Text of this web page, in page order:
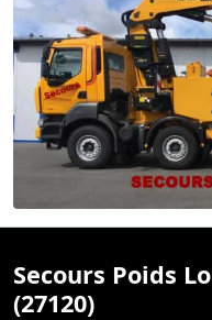
Secours Poids
(27120)